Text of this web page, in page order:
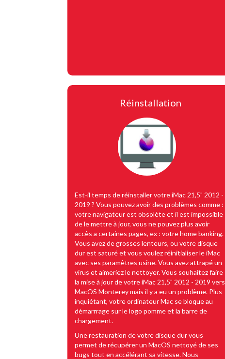
Réinstallation
Est-il temps de réinstaller votre iMac 21,5" 2012 -
2019 ? Vous pouvez avoir des problèmes comme :
votre navigateur est obsolète et il est impossible
de le mettre à jour, vous ne pouvez plus avoir
accès a certaines pages, ex : votre home banking.
Vous avez de grosses lenteurs, ou votre disque
dur est saturé et vous voulez réinitialiser le iMac
avec ses paramètres usine. Vous avez attrapé un
virus et aimeriez le nettoyer. Vous souhaitez faire
la mise à jour de votre iMac 21,5" 2012 - 2019 vers
MacOS Monterey mais il y a eu un problème. Plus
inquiétant, votre ordinateur Mac se bloque au
démarrrage sur le logo pomme et la barre de
chargement.
Une restauration de votre disque dur vous
permet de récupérer un MacOS nettoyé de ses
bugs tout en accélérant sa vitesse. Nous